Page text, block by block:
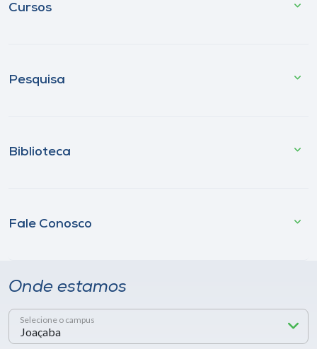
Cursos
Pesquisa
Biblioteca
Fale Conosco
Onde estamos
Selecione o campus